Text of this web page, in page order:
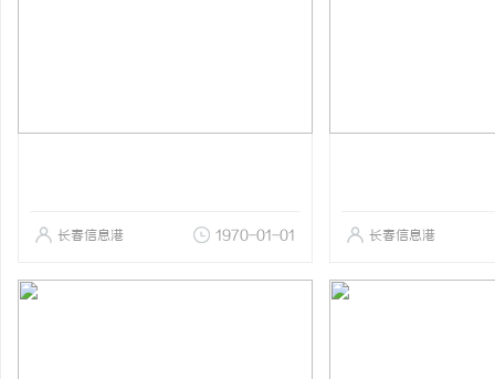
长春信息港 1970-01-01 长春信息港